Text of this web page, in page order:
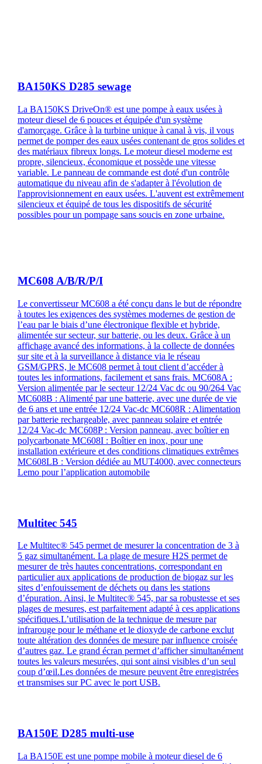
BA150KS D285 sewage
La BA150KS DriveOn® est une pompe à eaux usées à
moteur diesel de 6 pouces et équipée d'un système
d'amorçage. Grâce à la turbine unique à canal à vis, il vous
permet de pomper des eaux usées contenant de gros solides et
des matériaux fibreux longs. Le moteur diesel moderne est
propre, silencieux, économique et possède une vitesse
variable. Le panneau de commande est doté d'un contrôle
automatique du niveau afin de s'adapter à l'évolution de
l'approvisionnement en eaux usées. L'auvent est extrêmement
silencieux et équipé de tous les dispositifs de sécurité
possibles pour un pompage sans soucis en zone urbaine.
MC608 A/B/R/P/I
Le convertisseur MC608 a été conçu dans le but de répondre
à toutes les exigences des systèmes modernes de gestion de
l’eau par le biais d’une électronique flexible et hybride,
alimentée sur secteur, sur batterie, ou les deux. Grâce à un
affichage avancé des informations, à la collecte de données
sur site et à la surveillance à distance via le réseau
GSM/GPRS, le MC608 permet à tout client d’accéder à
toutes les informations, facilement et sans frais. MC608A :
Version alimentée par le secteur 12/24 Vac dc ou 90/264 Vac
MC608B : Alimenté par une batterie, avec une durée de vie
de 6 ans et une entrée 12/24 Vac-dc MC608R : Alimentation
par batterie rechargeable, avec panneau solaire et entrée
12/24 Vac-dc MC608P : Version panneau, avec boîtier en
polycarbonate MC608I : Boîtier en inox, pour une
installation extérieure et des conditions climatiques extrêmes
MC608LB : Version dédiée au MUT4000, avec connecteurs
Lemo pour l’application automobile
Multitec 545
Le Multitec® 545 permet de mesurer la concentration de 3 à
5 gaz simultanément. La plage de mesure H2S permet de
mesurer de très hautes concentrations, correspondant en
particulier aux applications de production de biogaz sur les
sites d’enfouissement de déchets ou dans les stations
d’épuration. Ainsi, le Multitec® 545, par sa robustesse et ses
plages de mesures, est parfaitement adapté à ces applications
spécifiques.L’utilisation de la technique de mesure par
infrarouge pour le méthane et le dioxyde de carbone exclut
toute altération des données de mesure par influence croisée
d’autres gaz. Le grand écran permet d’afficher simultanément
toutes les valeurs mesurées, qui sont ainsi visibles d’un seul
coup d’œil.Les données de mesure peuvent être enregistrées
et transmises sur PC avec le port USB.
BA150E D285 multi-use
La BA150E est une pompe mobile à moteur diesel de 6